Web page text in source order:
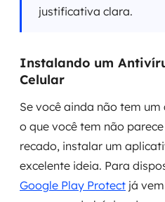
justificativa clara.
Instalando um
Celular
Se você ainda não tem
o que você tem não
recado, instalar um
excelente ideia. Para
Google Play Protect já